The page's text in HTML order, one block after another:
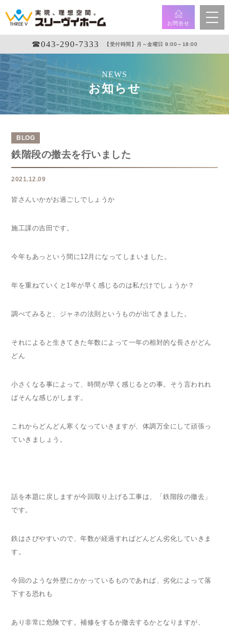
お問合せ
☎︎043-290-7333 【受付時間】月～金曜日 9:00～18:00
NEWS
お知らせ
BLOG
鉄階段の撤去を行いました
2021.12.09
皆さんいかがお過ごしでしょうか
施工課の吉田です。
今年もあっという間に12月になってしまいました。
年を重ねていくと1年が早く感じるのは私だけでしょうか？
調べてみると、ジャネの法則というものが出てきました。
それによると生きてきた年数によって一年の相対的な長さがどん
どん
小さくなる事によって、時間が早く感じるとの事。そう言われれ
ばそんな感じがします。
これからどんどん寒くなっていきますが、体調万全にして頑張っ
ていきましょう。
話を本題に戻しますが今回取り上げる工事は、「鉄階段の撤去」
です。
鉄はさびやすいので、年数が経過すればどんどん劣化していきま
す。
今回のような外壁にかかっているものであれば、劣化によって落
下する恐れも
あり非常に危険です。補修をするか撤去するかとなりますが、